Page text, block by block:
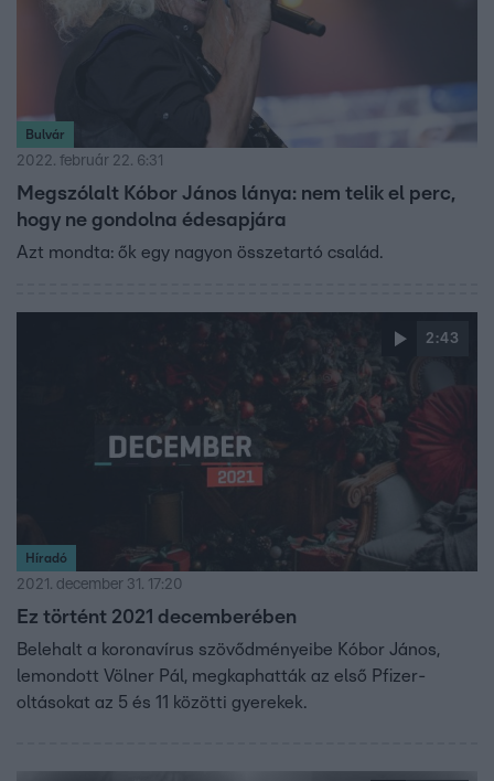
Bulvár
2022. február 22. 6:31
Megszólalt Kóbor János lánya: nem telik el perc,
hogy ne gondolna édesapjára
Azt mondta: ők egy nagyon összetartó család.
2:43
Híradó
2021. december 31. 17:20
Ez történt 2021 decemberében
Belehalt a koronavírus szövődményeibe Kóbor János,
lemondott Völner Pál, megkaphatták az első Pfizer-
oltásokat az 5 és 11 közötti gyerekek.